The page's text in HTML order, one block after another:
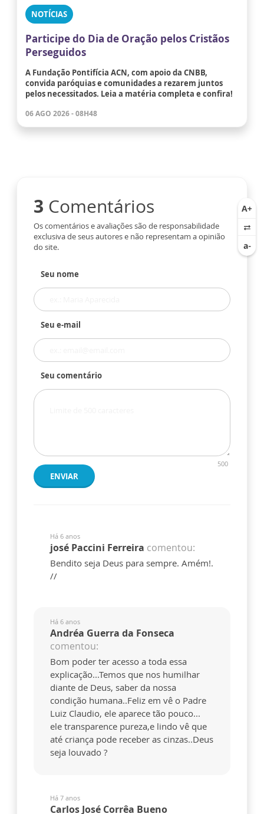
NOTÍCIAS
Participe do Dia de Oração pelos Cristãos
Perseguidos
A Fundação Pontifícia ACN, com apoio da CNBB,
convida paróquias e comunidades a rezarem juntos
pelos necessitados. Leia a matéria completa e confira!
06 AGO 2026 - 08H48
3 Comentários
Os comentários e avaliações são de responsabilidade
exclusiva de seus autores e não representam a opinião
do site.
Seu nome
Seu e-mail
Seu comentário
500
ENVIAR
Há 6 anos
josé Paccini Ferreira comentou:
Bendito seja Deus para sempre. Amém!.
//
Há 6 anos
Andréa Guerra da Fonseca
comentou:
Bom poder ter acesso a toda essa
explicação...Temos que nos humilhar
diante de Deus, saber da nossa
condição humana..Feliz em vê o Padre
Luiz Claudio, ele aparece tão pouco...
ele transparence pureza,e lindo vê que
até criança pode receber as cinzas..Deus
seja louvado ?
Há 7 anos
Carlos José Corrêa Bueno